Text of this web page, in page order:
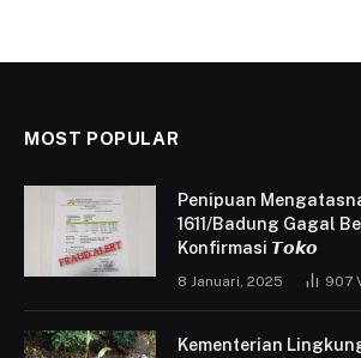
MOST POPULAR
Penipuan
1611/Badung Gagal
Konfirmasi 𝙏𝙤𝙠𝙤
8 Januari, 2025 907
Kementerian